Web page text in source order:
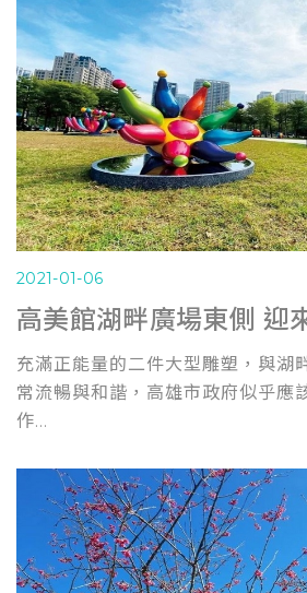
2021-01-06
充滿正能量的二件大型雕塑，與湖
常流暢與和諧，高雄市政府似乎應
作...